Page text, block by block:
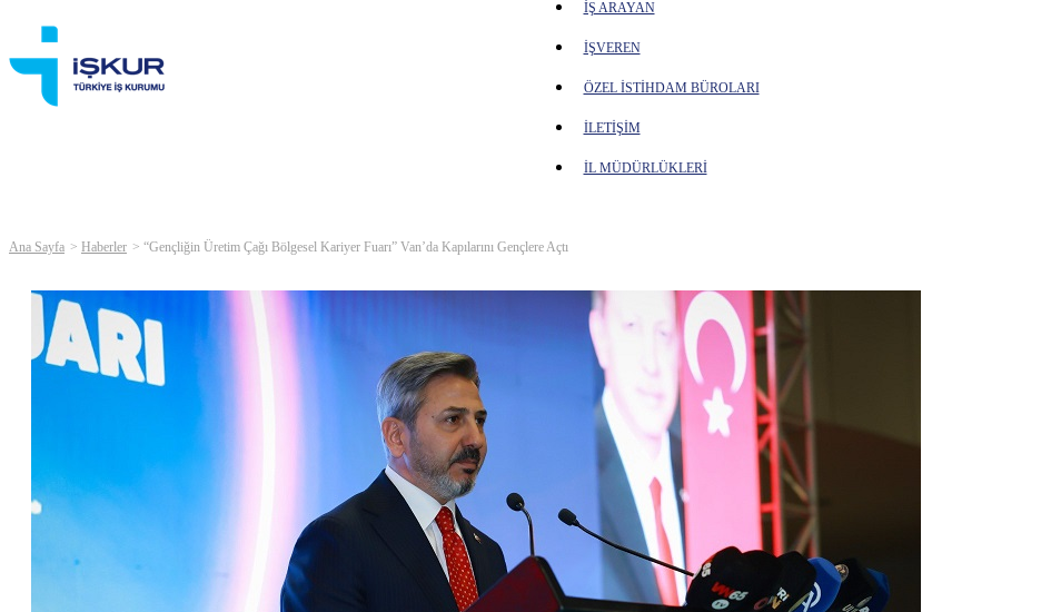
İŞ ARAYAN
İŞVEREN
ÖZEL İSTİHDAM BÜROLARI
İLETİŞİM
İL MÜDÜRLÜKLERİ
Ana Sayfa Haberler “Gençliğin Üretim Çağı Bölgesel Kariyer Fuarı” Van’da Kapılarını Gençlere Açtı